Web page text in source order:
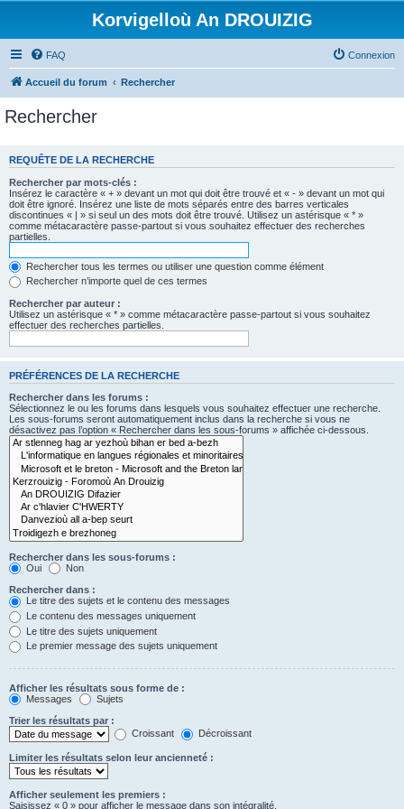
Korvigelloù An DROUIZIG
FAQ Connexion
Accueil du forum Rechercher
Rechercher
REQUÊTE DE LA RECHERCHE
Rechercher par mots-clés :
Insérez le caractère « + » devant un mot qui doit être trouvé et « - » devant un mot qui
doit être ignoré. Insérez une liste de mots séparés entre des barres verticales
discontinues « | » si seul un des mots doit être trouvé. Utilisez un astérisque « * »
comme métacaractère passe-partout si vous souhaitez effectuer des recherches
partielles.
Rechercher tous les termes ou utiliser une question comme élément
Rechercher n’importe quel de ces termes
Rechercher par auteur :
Utilisez un astérisque « * » comme métacaractère passe-partout si vous souhaitez
effectuer des recherches partielles.
PRÉFÉRENCES DE LA RECHERCHE
Rechercher dans les forums :
Sélectionnez le ou les forums dans lesquels vous souhaitez effectuer une recherche.
Les sous-forums seront automatiquement inclus dans la recherche si vous ne
désactivez pas l’option « Rechercher dans les sous-forums » affichée ci-dessous.
Rechercher dans les sous-forums :
Oui
Non
Rechercher dans :
Le titre des sujets et le contenu des messages
Le contenu des messages uniquement
Le titre des sujets uniquement
Le premier message des sujets uniquement
Afficher les résultats sous forme de :
Messages
Sujets
Trier les résultats par :
Croissant
Décroissant
Limiter les résultats selon leur ancienneté :
Afficher seulement les premiers :
Saisissez « 0 » pour afficher le message dans son intégralité.